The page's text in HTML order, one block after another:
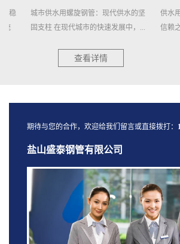
城市供水用螺旋钢管：现代供水的坚
固支柱 在现代城市的快速发展中，...
查看详情
供水用螺旋
信赖之选 在
期待与您的合作，欢迎给我们留言或直接拨打：
盐山盛泰钢管有限公司